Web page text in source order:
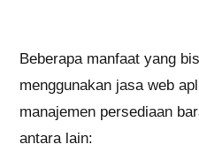
memerlukan waktu lama
ketika Anda sedang
besar. Produk Anda
seluruh Indonesia dan